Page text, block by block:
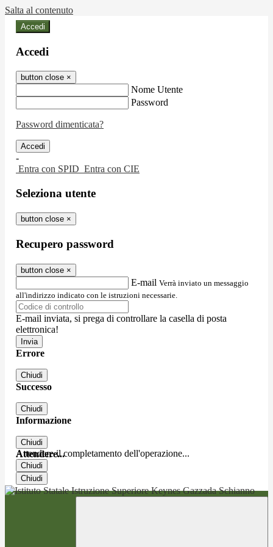
Salta al contenuto
Accedi
Accedi
button close ×
Nome Utente
Password
Password dimenticata?
-
Entra con SPID Entra con CIE
Seleziona utente
button close ×
Recupero password
button close ×
E-mail Verrà inviato un messaggio
all'indirizzo indicato con le istruzioni necessarie.
E-mail inviata, si prega di controllare la casella di posta
elettronica!
Errore
Chiudi
Successo
Chiudi
Informazione
Chiudi
Attendere...
Attendere il completamento dell'operazione...
Chiudi
Chiudi